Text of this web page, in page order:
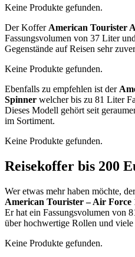
Keine Produkte gefunden.
Der Koffer American Tourister
Fassungsvolumen von 37 Liter
Gegenstände auf Reisen sehr
Keine Produkte gefunden.
Ebenfalls zu empfehlen ist der
Spinner welcher bis zu 81 Liter
Dieses Modell gehört seit
im Sortiment.
Keine Produkte gefunden.
Reisekoffer bis 200
Wer etwas mehr haben möchte,
American Tourister – Air Force
Er hat ein Fassungsvolumen von
über hochwertige Rollen und viele
Keine Produkte gefunden.